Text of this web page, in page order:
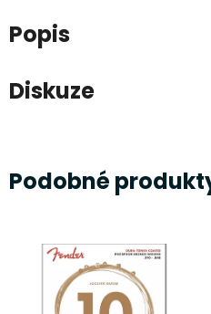
Popis
Diskuze
Podobné